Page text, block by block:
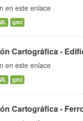
en este enlace
gml
Cartográfica -
en este enlace
gml
Cartográfica -